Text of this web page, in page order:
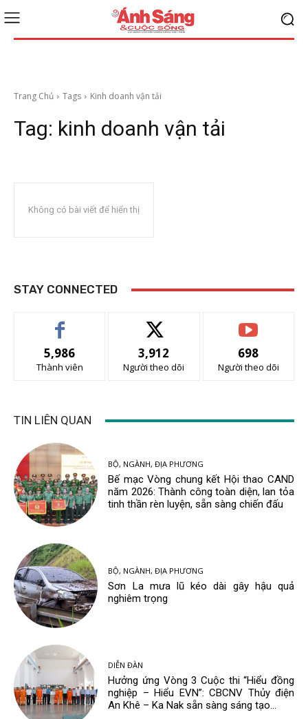
Trang Chủ Tags Kinh doanh vận tải
Tag: kinh doanh vận tải
Không có bài viết để hiển thị
STAY CONNECTED
5,986
Thành viên
3,912
Người theo dõi
698
Người theo dõi
TIN LIÊN QUAN
BỘ, NGÀNH, ĐỊA PHƯƠNG
Bế mạc Vòng chung kết Hội thao CAND
năm 2026: Thành công toàn diện, lan tỏa
tinh thần rèn luyện, sẵn sàng chiến đấu
BỘ, NGÀNH, ĐỊA PHƯƠNG
Sơn La mưa lũ kéo dài gây hậu quả
nghiêm trọng
DIỄN ĐÀN
Hưởng ứng Vòng 3 Cuộc thi “Hiểu đồng
nghiệp – Hiểu EVN”: CBCNV Thủy điện
An Khê – Ka Nak sẵn sàng sáng tạo...